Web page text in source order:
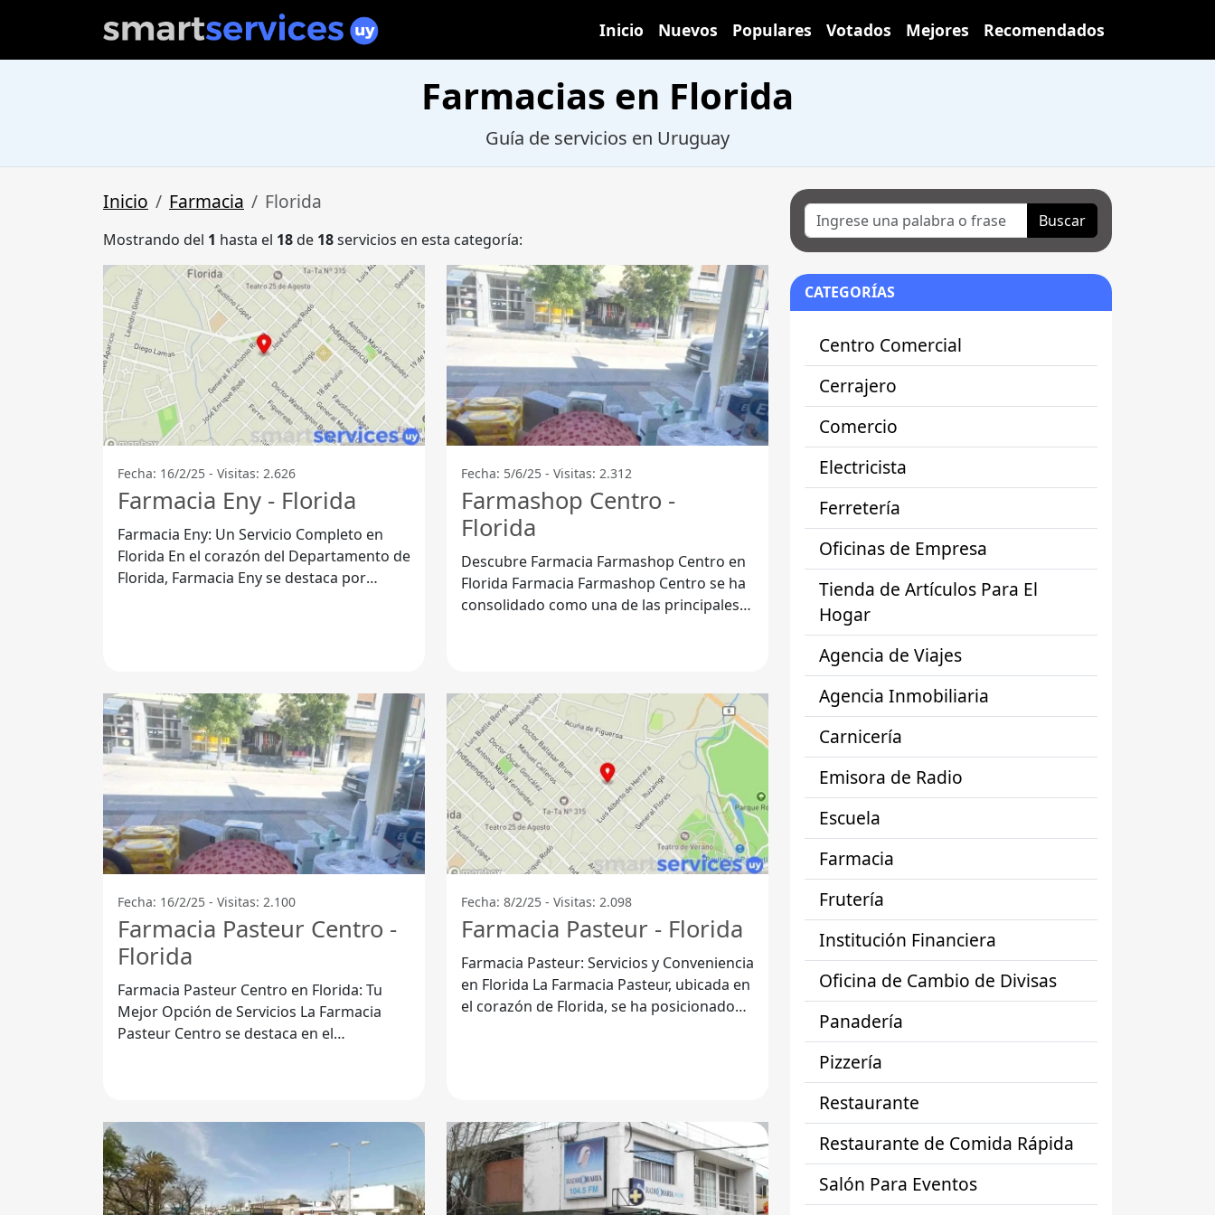
Inicio Nuevos Populares Votados Mejores Recomendados
Farmacias en Florida
Guía de servicios en Uruguay
Inicio Farmacia Florida
Mostrando del 1 hasta el 18de 18servicios en esta categoría:
Fecha: 16/2/25 - Visitas: 2.626
Farmacia Eny - Florida
Farmacia Eny: Un Servicio Completo en
Florida En el corazón del Departamento de
Florida, Farmacia Eny se destaca por
Fecha: 5/6/25 - Visitas: 2.312
Farmashop Centro -
Florida
Descubre Farmacia Farmashop Centro en
Florida Farmacia Farmashop Centro se ha
consolidado como una de las principales
Fecha: 16/2/25 - Visitas: 2.100
Farmacia Pasteur Centro -
Florida
Farmacia Pasteur Centro en Florida: Tu
Mejor Opción de Servicios La Farmacia
Pasteur Centro se destaca en el
Fecha: 8/2/25 - Visitas: 2.098
Farmacia Pasteur - Florida
Farmacia Pasteur: Servicios y Conveniencia
en Florida La Farmacia Pasteur, ubicada en
el corazón de Florida, se ha posicionado
Buscar
CATEGORÍAS
Centro Comercial
Cerrajero
Comercio
Electricista
Ferretería
Oficinas de Empresa
Tienda de Artículos Para El
Hogar
Agencia de Viajes
Agencia Inmobiliaria
Carnicería
Emisora de Radio
Escuela
Farmacia
Frutería
Institución Financiera
Oficina de Cambio de Divisas
Panadería
Pizzería
Restaurante
Restaurante de Comida Rápida
Salón Para Eventos